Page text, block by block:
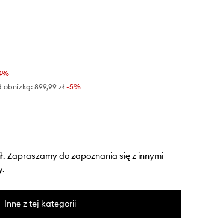
obniżką: 899,99 zł -5%
Zapraszamy do zapoznania się z innymi
Inne z tej kategorii